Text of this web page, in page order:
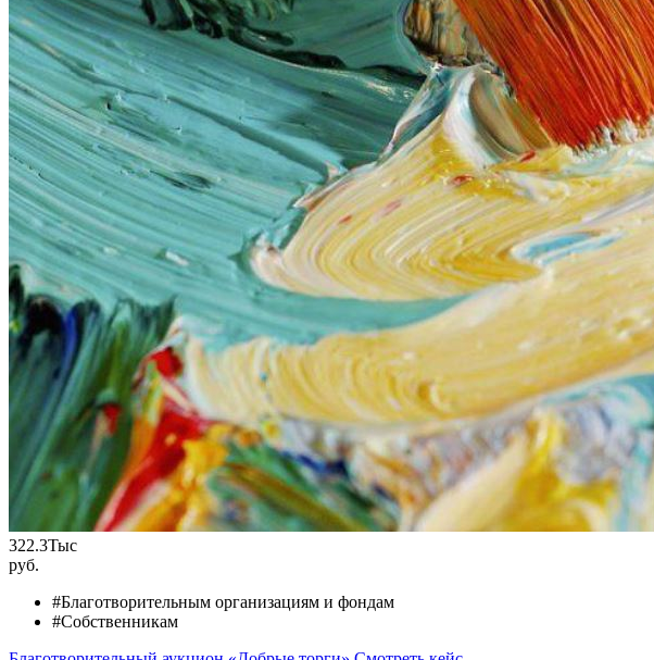
322.3Тыс
руб.
#Благотворительным организациям и фондам
#Собственникам